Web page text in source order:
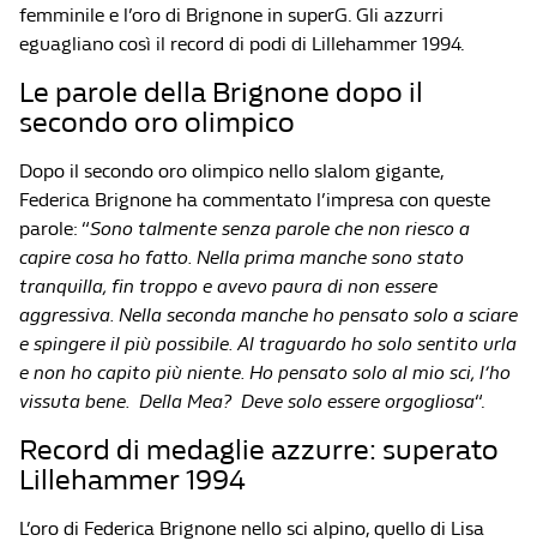
femminile e l’oro di Brignone in superG. Gli azzurri
eguagliano così il record di podi di Lillehammer 1994.
Le parole della Brignone dopo il
secondo oro olimpico
Dopo il secondo oro olimpico nello slalom gigante,
Federica Brignone ha commentato l’impresa con queste
parole: “Sono talmente senza parole che non riesco a
capire cosa ho fatto. Nella prima manche sono stato
tranquilla, fin troppo e avevo paura di non essere
aggressiva. Nella seconda manche ho pensato solo a sciare
e spingere il più possibile. Al traguardo ho solo sentito urla
e non ho capito più niente. Ho pensato solo al mio sci, l’ho
vissuta bene. Della Mea? Deve solo essere orgogliosa“.
Record di medaglie azzurre: superato
Lillehammer 1994
L’oro di Federica Brignone nello sci alpino, quello di Lisa